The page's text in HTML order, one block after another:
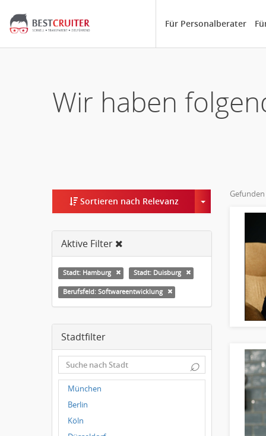
Für Personalberater
Wir haben
Sortieren nach Relevanz Toggle
Aktive Filter
Stadt: Hamburg Stadt: Duisburg
Berufsfeld: Softwareentwicklung
Stadtfilter
⌕
München
Berlin
Köln